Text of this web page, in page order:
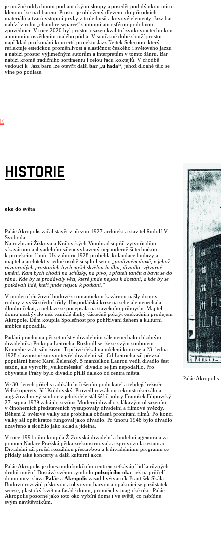
je možné oddychnout pod antickými sloupy a posedět pod dýmkou míru
klenoucí se nad barem. Prostor je obložený dřevem, do přírodních
materiálů a tvarů vstupují prvky z trolejbusů a kovové elementy. Jazz bar
nabízí v rohu „chambre separée“ s intimní atmosférou podobnou
zpovědnici. V roce 2020 byl prostor osazen kvalitní zvukovou technikou
a intimním osvětlením malého pódia. V současné době slouží prostor
například pro konání koncertů projektu Jazz Nejtek Selection, který
reflektuje estetickou proměnlivost a elastičnost českého i světového jazzu
a nabízí prostor výjimečným autorům a interpretům v tomto žánru. Bar
nabízí kromě tradičního sortimentu i celou řadu koktejlů. V chodbě
vedoucí k Jazz baru lze otevřít další bar „u hada“ , jehož dlouhé tělo se
vine po podlaze.
E
HISTORIE
oko do světa
Palác Akropolis začal stavět v březnu 1927 architekt a stavitel Rudolf V.
Svoboda.
Na rozhraní Žižkova a Královských Vinohrad si přál vytvořit dům
s kavárnou a divadelním sálem vybavený nejmodernější technikou
k projekcím filmů. Už v únoru 1928 proběhla kolaudace budovy a
majitel a architekt v jedné osobě si splnil sen o
„podivném domě, v jehož
různorodých prostorách bych našel skvělou hudbu, divadlo, výtvarné
umění. Kam bych chodil na schůzky, na pivo, s přáteli tančit a bavit se do
rána. Kde by se prodávaly věci, které jinde nejsou k dostání, a kde by se
potkávali lidé, kteří jinde nejsou k potkání.“
V moderní činžovní budově s romantickou kavárnou našly domov
rodiny z vyšší střední třídy. Hospodářská krize na sebe ale nenechala
dlouho čekat, a neblaze se podepsala na stavebním průmyslu. Majiteli
domu nezbývalo než vzniklé dluhy částečně pokrýt exekučním prodejem
Akropole. Dům koupila Společnost pro pohřbívání žehem a kulturní
ambice upozadila.
Padání prachu na pět set míst v divadelním sále nenechalo chladným
divadelníka Prokopa Leitricha. Rozhodl se, že se svým souborem
Komedie vrátí sálu život. Trpělivě čekal na udělení koncese a 23. ledna
1928 slavnostně znovuotevřel divadelní sál. Od Leitricha sál převzal
populární herec Karel Želenský. S manželkou Laurou vedli divadlo šest
sezón, ale vytvořit „velkoměstské“ divadlo se jim nepodařilo. Pro
obyvatele Prahy bylo divadlo příliš daleko od centra města.
Ve 30. letech přišel s radikálním řešením podnikatel a tehdejší režisér
Velké operety, Jiří Koldovský. Provedl rozsáhlou rekonstrukci sálu a
angažoval nový soubor v jehož čele stál šéf činohry František Filipovský.
27. srpna 1939 zahájilo sezónu Moderní divadlo s lákavým obsazením -
v činoherních představeních vystupovaly divadelní a filmové hvězdy.
Během 2. světové války zde probíhala občasná promítání filmů. Po konci
války sál opět krátce fungoval jako divadlo. Po únoru 1948 bylo divadlo
uzavřeno a sloužilo jako sklad a jídelna.
V roce 1991 dům koupila Žižkovská divadelní a hudební agentura a za
pomoci Nadace Pražská pětka zrekonstruovala a zprovoznila restauraci.
Divadelní sál prošel rozsáhlou přestavbou a k divadelnímu programu se
přidaly také koncerty a další kulturní akce.
Palác Akropolis je dnes multifunkčním centrem setkávání lidí a různých
druhů umění. Dostává svému symbolu pulzujícího oka , jež na průčelí
domu mezi slova Palác a Akropolis zasadil výtvarník František Skála.
Budovu rozsvítil pískovou a olivovou barvou a opakující se pozůstatek
secese, plastický květ na fasádě domu, proměnil v magické oko. Palác
Akropolis pozorně jako toto oko vybírá doma i ve světě, co nabídne
svým návštěvníkům.
Palác Akropolis